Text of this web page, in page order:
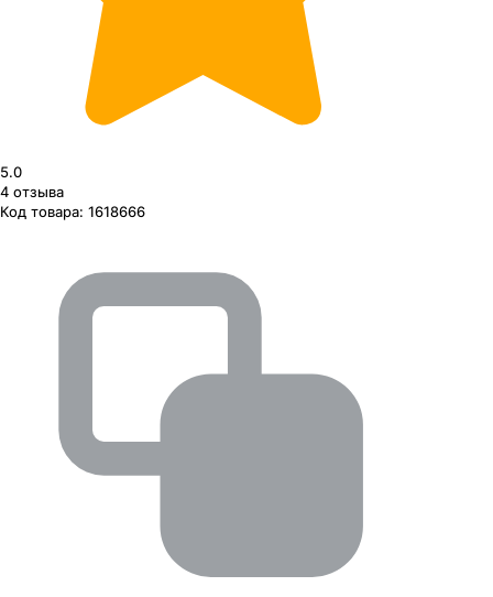
5.0
4 отзыва
Код товара: 1618666